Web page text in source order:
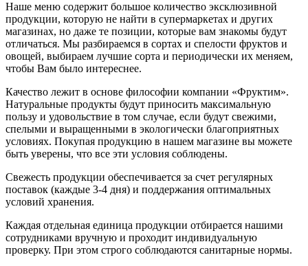
Наше меню содержит большое количество эксклюзивной
продукции, которую не найти в супермаркетах и других
магазинах, но даже те позиции, которые вам знакомы будут
отличаться. Мы разбираемся в сортах и спелости фруктов и
овощей, выбираем лучшие сорта и периодически их меняем,
чтобы Вам было интереснее.
Качество лежит в основе философии компании «Фруктим».
Натуральные продукты будут приносить максимальную
пользу и удовольствие в том случае, если будут свежими,
cпелыми и выращенными в экологически благоприятных
условиях. Покупая продукцию в нашем магазине вы можете
быть уверены, что все эти условия соблюдены.
Свежесть продукции обеспечивается за счет регулярных
поставок (каждые 3-4 дня) и поддержания оптимальных
условий хранения.
Каждая отдельная единица продукции отбирается нашими
сотрудниками вручную и проходит индивидуальную
проверку. При этом строго соблюдаются санитарные нормы.